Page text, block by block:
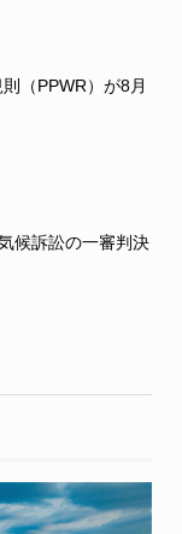
（PPWR）が8月
候訴訟の一審判決